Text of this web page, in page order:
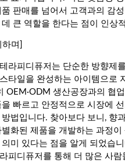
품 판매를 넘어서 고객과의 감
데 큰 역할을 한다는 점이 인상
며]
라피디퓨저는 단순한 방향제
타일을 완성하는 아이템으로
OEM·ODM 생산공장과의 협
을 빠르고 안정적으로 시장에
방법입니다. 찾아보다 보니, 향
화된 제품을 개발하는 과정이
의미 있다는 점을 알게 되었습
피디퓨저를 통해 더 많은 사람